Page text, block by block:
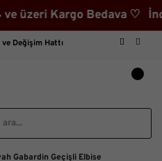
Kargo Bedava ♡
Değişim Hattı